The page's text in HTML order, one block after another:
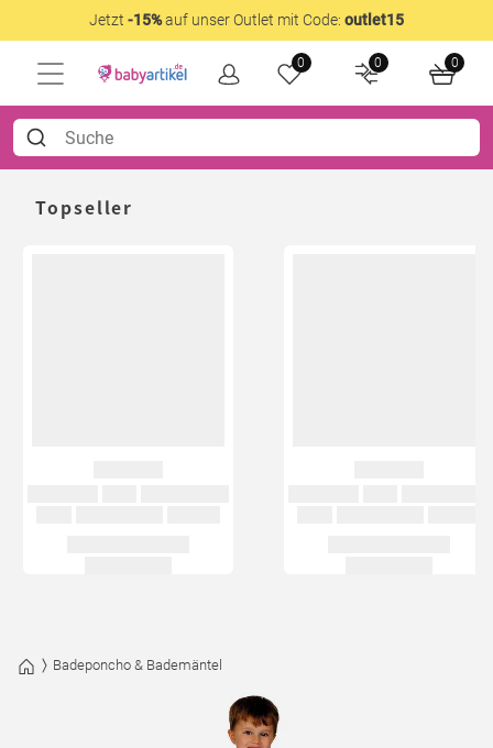
Jetzt -15%auf unser Outlet mit Code: outlet15
0 0 0
Topseller
Badeponcho & Bademäntel